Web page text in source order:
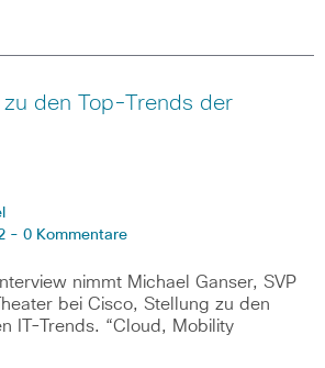
zu den Top-Trends der
- 0 Kommentare
nimmt Michael Ganser, SVP
bei Cisco, Stellung zu den
IT-Trends. “Cloud, Mobility